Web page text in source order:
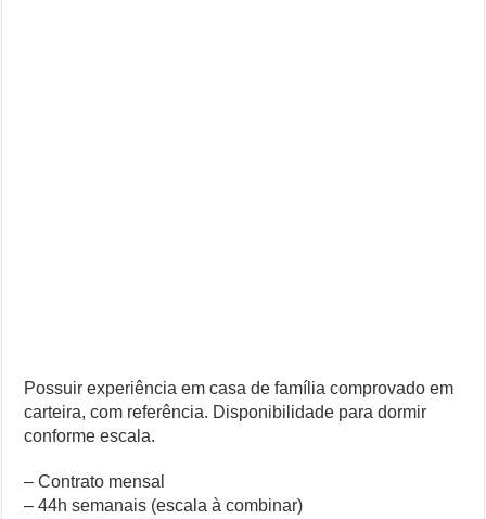
Possuir experiência em casa de família comprovado em
carteira, com referência. Disponibilidade para dormir
conforme escala.
– Contrato mensal
– 44h semanais (escala à combinar)